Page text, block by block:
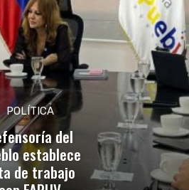
POLÍTICA
del
establece
de trabajo